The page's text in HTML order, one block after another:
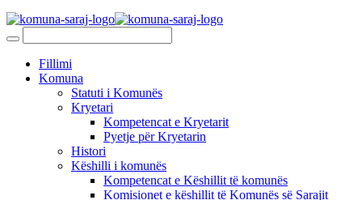
Fillimi
Komuna
Statuti i Komunës
Kryetari
Kompetencat e Kryetarit
Pyetje për Kryetarin
Histori
Këshilli i komunës
Kompetencat e Këshillit të komunës
Komisionet e këshillit të Komunës së Sarajit